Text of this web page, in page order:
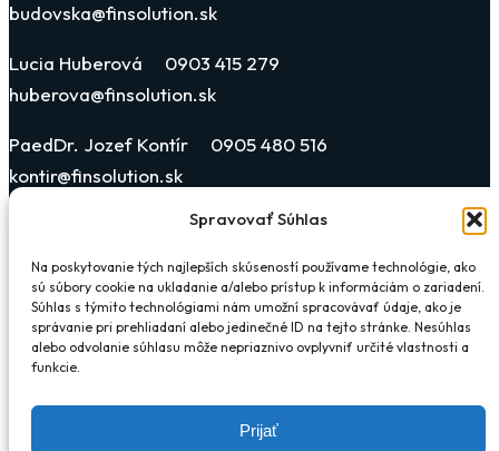
Spravovať Súhlas
Na poskytovanie tých najlepších skúseností používame technológie, ako
sú súbory cookie na ukladanie a/alebo prístup k informáciám o zariadení.
Súhlas s týmito technológiami nám umožní spracovávať údaje, ako je
správanie pri prehliadaní alebo jedinečné ID na tejto stránke. Nesúhlas
alebo odvolanie súhlasu môže nepriaznivo ovplyvniť určité vlastnosti a
funkcie.
Prijať
budovska@finsolution.sk
Lucia Huberová 0903 415 279
huberova@finsolution.sk
PaedDr. Jozef Kontír 0905 480 516
kontir@finsolution.sk
Katarína Blehová Horonyová 0903 019 311
blehova@finsolution.sk